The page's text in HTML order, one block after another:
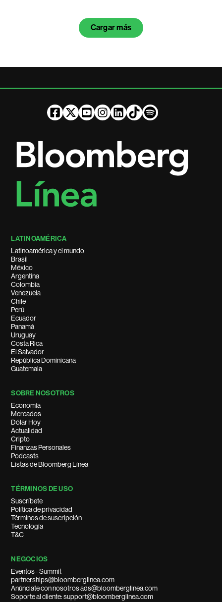
Cargar más
LATINOAMÉRICA
Latinoamérica y el mundo
Brasil
México
Argentina
Colombia
Venezuela
Chile
Perú
Ecuador
Panamá
Uruguay
Costa Rica
El Salvador
República Dominicana
Guatemala
SOBRE NOSOTROS
Economía
Mercados
Dólar Hoy
Actualidad
Cripto
Finanzas Personales
Podcasts
Listas de Bloomberg Línea
TÉRMINOS DE USO
Suscríbete
Política de privacidad
Términos de suscripción
Tecnología
T&C
NEGOCIOS
Eventos - Summit
partnerships@bloomberglinea.com
Anúnciate con nosotros ads@bloomberglinea.com
Soporte al cliente: support@bloomberglinea.com